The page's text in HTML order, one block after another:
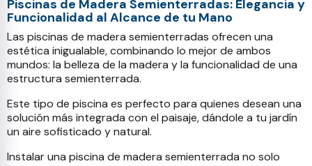
Piscinas de Madera Semienterradas: Elegancia y
Funcionalidad al Alcance de tu Mano
Las piscinas de madera semienterradas ofrecen una
estética inigualable, combinando lo mejor de ambos
mundos: la belleza de la madera y la funcionalidad de una
estructura semienterrada.
Este tipo de piscina es perfecto para quienes desean una
solución más integrada con el paisaje, dándole a tu jardín
un aire sofisticado y natural.
Instalar una piscina de madera semienterrada no solo